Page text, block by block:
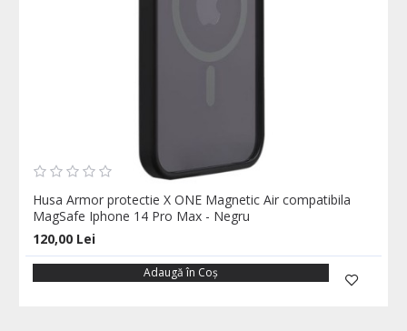
Husa Armor protectie X ONE Magnetic Air compatibila
MagSafe Iphone 14 Pro Max - Negru
120,00 Lei
Adaugă în Coş